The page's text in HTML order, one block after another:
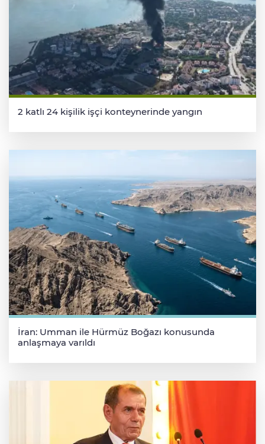
2 katlı 24 kişilik işçi konteynerinde yangın
İran: Umman ile Hürmüz Boğazı konusunda
anlaşmaya varıldı